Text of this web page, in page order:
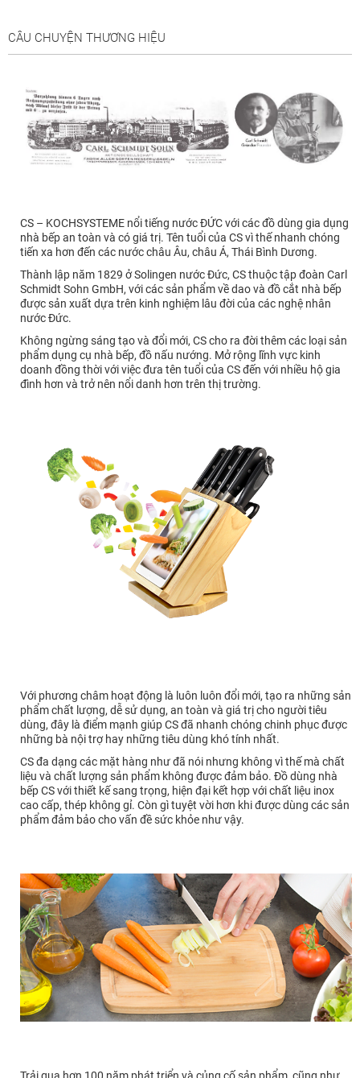
CÂU CHUYỆN THƯƠNG HIỆU
CS – KOCHSYSTEME nổi tiếng nước ĐỨC với các đồ dùng gia dụng
nhà bếp an toàn và có giá trị. Tên tuổi của CS vì thế nhanh chóng
tiến xa hơn đến các nước châu Âu, châu Á, Thái Bình Dương.
Thành lập năm 1829 ở Solingen nước Đức, CS thuộc tập đoàn Carl
Schmidt Sohn GmbH, với các sản phẩm về dao và đồ cắt nhà bếp
được sản xuất dựa trên kinh nghiệm lâu đời của các nghệ nhân
nước Đức.
Không ngừng sáng tạo và đổi mới, CS cho ra đời thêm các loại sản
phẩm dụng cụ nhà bếp, đồ nấu nướng. Mở rộng lĩnh vực kinh
doanh đồng thời với việc đưa tên tuổi của CS đến với nhiều hộ gia
đình hơn và trở nên nổi danh hơn trên thị trường.
Với phương châm hoạt động là luôn luôn đổi mới, tạo ra những sản
phẩm chất lượng, dễ sử dụng, an toàn và giá trị cho người tiêu
dùng, đây là điểm mạnh giúp CS đã nhanh chóng chinh phục được
những bà nội trợ hay những tiêu dùng khó tính nhất.
CS đa dạng các mặt hàng như đã nói nhưng không vì thế mà chất
liệu và chất lượng sản phẩm không được đảm bảo. Đồ dùng nhà
bếp CS với thiết kế sang trọng, hiện đại kết hợp với chất liệu inox
cao cấp, thép không gỉ. Còn gì tuyệt vời hơn khi được dùng các sản
phẩm đảm bảo cho vấn đề sức khỏe như vậy.